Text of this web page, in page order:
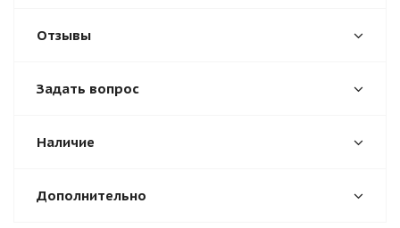
Отзывы
Задать вопрос
Наличие
Дополнительно